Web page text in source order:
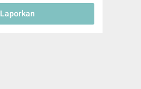
Laporkan